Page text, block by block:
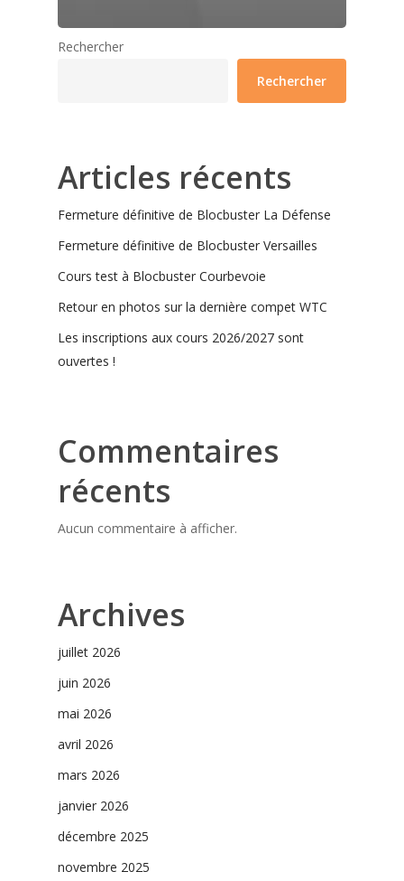
Rechercher
Rechercher
Articles récents
Fermeture définitive de Blocbuster La Défense
Fermeture définitive de Blocbuster Versailles
Cours test à Blocbuster Courbevoie
Retour en photos sur la dernière compet WTC
Les inscriptions aux cours 2026/2027 sont
ouvertes !
Commentaires
récents
Aucun commentaire à afficher.
Archives
juillet 2026
juin 2026
mai 2026
avril 2026
mars 2026
janvier 2026
décembre 2025
novembre 2025